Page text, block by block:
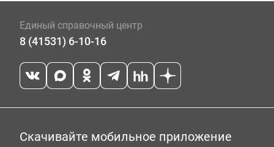
Единый справочный центр
8 (41531) 6-10-16
Скачивайте мобильное приложение